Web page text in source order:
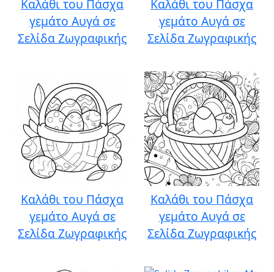
Καλάθι του Πάσχα
γεμάτο Αυγά σε
Σελίδα Ζωγραφικής
Καλάθι του Πάσχα
γεμάτο Αυγά σε
Σελίδα Ζωγραφικής
Καλάθι του Πάσχα
γεμάτο Αυγά σε
Σελίδα Ζωγραφικής
Καλάθι του Πάσχα
γεμάτο Αυγά σε
Σελίδα Ζωγραφικής